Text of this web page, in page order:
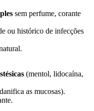
sem perfume, corante
ou histórico de infecções
(mentol, lidocaína,
as mucosas).